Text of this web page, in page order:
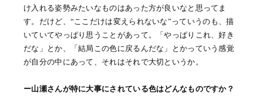
け入れる姿勢みたいなものはあった方が良いなと思ってま
す。だけど、“ここだけは変えられないな”っていうのも、描
いていてやっぱり思うことがあって。「やっぱりこれ、好き
だな」とか、「結局この色に戻るんだな」とかっていう感覚
が自分の中にあって、それはそれで大切というか。
ー山瀬さんが特に大事にされている色はどんなものですか？